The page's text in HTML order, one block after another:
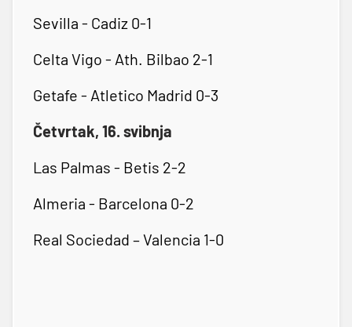
Sevilla - Cadiz 0-1
Celta Vigo - Ath. Bilbao 2-1
Getafe - Atletico Madrid 0-3
Četvrtak, 16. svibnja
Las Palmas - Betis 2-2
Almeria - Barcelona 0-2
Real Sociedad – Valencia 1-0